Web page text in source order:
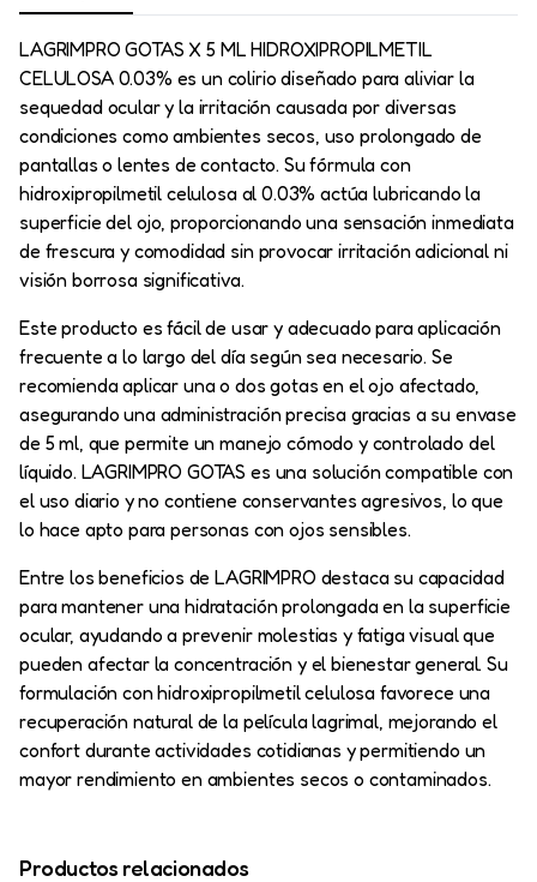
LAGRIMPRO GOTAS X 5 ML HIDROXIPROPILMETIL
CELULOSA 0.03% es un colirio diseñado para aliviar la
sequedad ocular y la irritación causada por diversas
condiciones como ambientes secos, uso prolongado de
pantallas o lentes de contacto. Su fórmula con
hidroxipropilmetil celulosa al 0.03% actúa lubricando la
superficie del ojo, proporcionando una sensación inmediata
de frescura y comodidad sin provocar irritación adicional ni
visión borrosa significativa.
Este producto es fácil de usar y adecuado para aplicación
frecuente a lo largo del día según sea necesario. Se
recomienda aplicar una o dos gotas en el ojo afectado,
asegurando una administración precisa gracias a su envase
de 5 ml, que permite un manejo cómodo y controlado del
líquido. LAGRIMPRO GOTAS es una solución compatible con
el uso diario y no contiene conservantes agresivos, lo que
lo hace apto para personas con ojos sensibles.
Entre los beneficios de LAGRIMPRO destaca su capacidad
para mantener una hidratación prolongada en la superficie
ocular, ayudando a prevenir molestias y fatiga visual que
pueden afectar la concentración y el bienestar general. Su
formulación con hidroxipropilmetil celulosa favorece una
recuperación natural de la película lagrimal, mejorando el
confort durante actividades cotidianas y permitiendo un
mayor rendimiento en ambientes secos o contaminados.
Productos relacionados